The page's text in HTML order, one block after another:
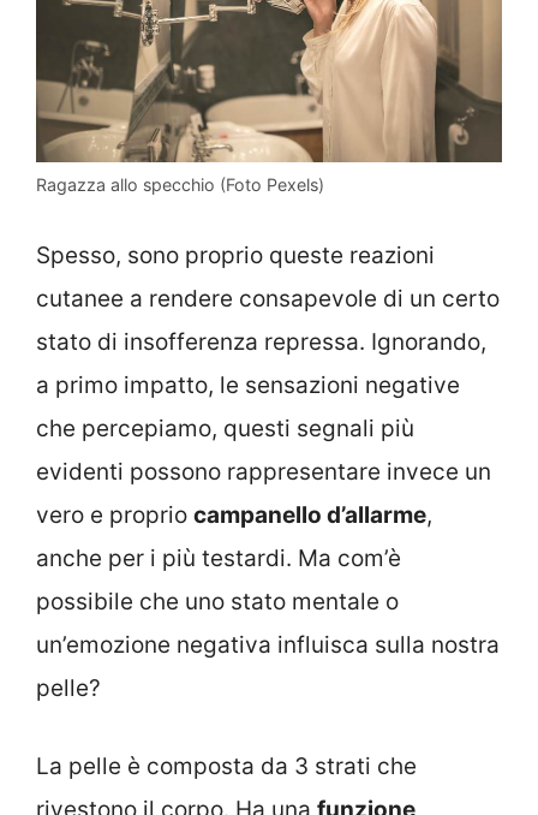
Ragazza allo specchio (Foto Pexels)
Spesso, sono proprio queste reazioni
cutanee a rendere consapevole di un certo
stato di insofferenza repressa. Ignorando,
a primo impatto, le sensazioni negative
che percepiamo, questi segnali più
evidenti possono rappresentare invece un
vero e proprio campanello d’allarme,
anche per i più testardi. Ma com’è
possibile che uno stato mentale o
un’emozione negativa influisca sulla nostra
pelle?
La pelle è composta da 3 strati che
rivestono il corpo. Ha una funzione